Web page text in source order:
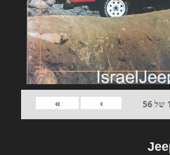
1 של56
›
»